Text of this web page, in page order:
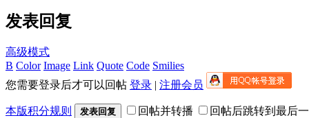
发表回复
高级模式
B Color Image Link Quote Code Smilies
您需要登录后才可以回帖 登录 | 注册会员
本版积分规则 发表回复 回帖并转播 回帖后跳转到最后